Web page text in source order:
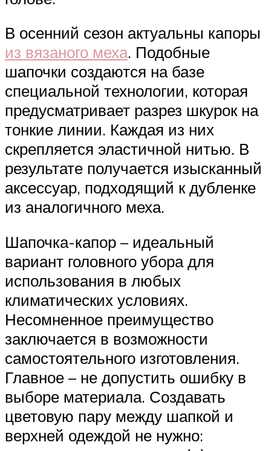
В осенний сезон актуальны капоры
из вязаного меха. Подобные
шапочки создаются на базе
специальной технологии, которая
предусматривает разрез шкурок на
тонкие линии. Каждая из них
скрепляется эластичной нитью. В
результате получается изысканный
аксессуар, подходящий к дубленке
из аналогичного меха.
Шапочка-капор – идеальный
вариант головного убора для
использования в любых
климатических условиях.
Несомненное преимущество
заключается в возможности
самостоятельного изготовления.
Главное – не допустить ошибку в
выборе материала. Создавать
цветовую пару между шапкой и
верхней одеждой не нужно: